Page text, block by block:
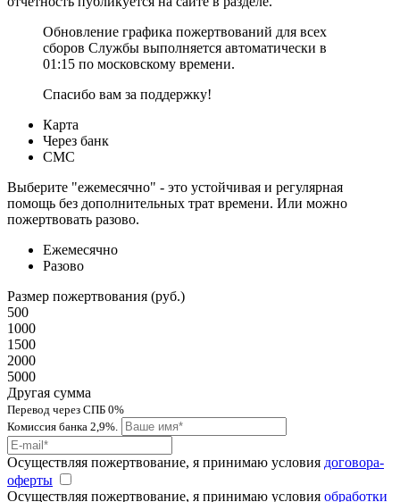
Обновление графика пожертвований для всех
сборов Службы выполняется автоматически в
01:15 по московскому времени.
Спасибо вам за поддержку!
Карта
Через банк
СМС
Выберите "ежемесячно" - это устойчивая и регулярная
помощь без дополнительных трат времени. Или можно
пожертвовать разово.
Ежемесячно
Разово
Размер пожертвования (руб.)
500
1000
1500
2000
5000
Другая сумма
Перевод через СПБ 0%
Комиссия банка 2,9%.
Осуществляя пожертвование, я принимаю условия договора-
оферты
Осуществляя пожертвование, я принимаю условия обработки